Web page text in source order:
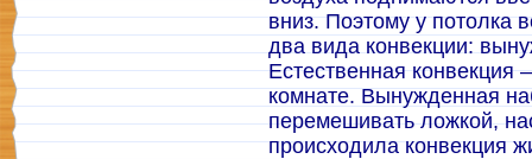
вниз. Поэтому у потолка
два вида конвекции:
Естественная конвекция
комнате. Вынужденная
перемешивать ложкой,
происходила конвекция